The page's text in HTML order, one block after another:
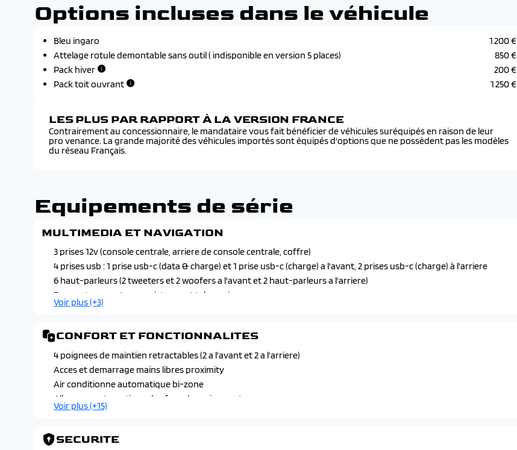
Options incluses dans le véhicule
Bleu ingaro
1 200 €
Attelage rotule demontable sans outil ( indisponible en version 5 places)
850 €
Pack hiver
200 €
Pack toit ouvrant
1 250 €
LES PLUS PAR RAPPORT À LA VERSION FRANCE
Contrairement au concessionnaire, le mandataire vous fait bénéficier de véhicules suréquipés en raison de leur
pro venance. La grande majorité des véhicules importés sont équipés d'options que ne possèdent pas les modèles
du réseau Français.
Equipements de série
MULTIMEDIA ET NAVIGATION
3 prises 12v (console centrale, arriere de console centrale, coffre)
4 prises usb : 1 prise usb-c (data & charge) et 1 prise usb-c (charge) a l'avant, 2 prises usb-c (charge) à l'arriere
6 haut-parleurs (2 tweeters et 2 woofers a l'avant et 2 haut-parleurs a l'arriere)
Peugeot connect sos assistance et teleservices
Peugeot i-connect : radio dab, bluetooth, mirror screen sans fil (android auto et apple carplay), 1 prise usb-c (data
Peugeot i-connect advanced : navigation connectee tomtom avec affichage des informations en temps reel et
reconnaissance vocale "ok peugeot"
Voir plus (+3)
CONFORT ET FONCTIONNALITES
4 poignees de maintien retractables (2 a l'avant et 2 a l'arriere)
Acces et demarrage mains libres proximity
Air conditionne automatique bi-zone
Allumage automatique des feux de croisement
Appuis-tete avant avec reglages en hauteur integres
Banquette arriere rang 2 rabattable 40/20/40 avec accoudoir central
Voir plus (+15)
SECURITE